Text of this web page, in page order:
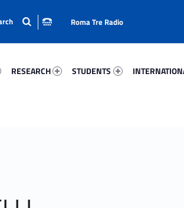
RESEARCH
STUDENTS
Roma Tre Radio